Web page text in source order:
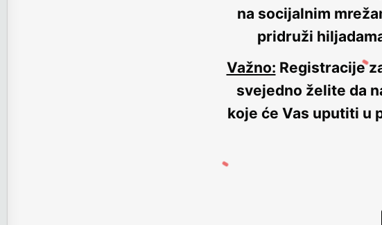
na socijalnim
pridruži
Važno: Registracije
svejedno želite da
koje će Vas uputiti u